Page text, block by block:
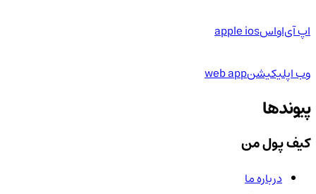
اپ آی‌او‌اسapple ios
وب اپلیکیشنweb app
پیوندها
کیف پول من
درباره ما